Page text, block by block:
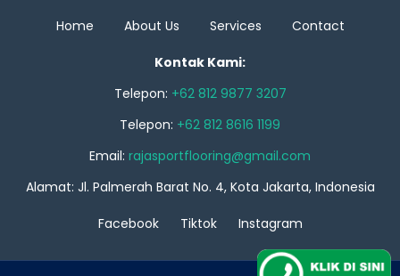
Home About Us Services Contact
Kontak Kami:
Telepon: +62 812 9877 3207
Telepon: +62 812 8616 1199
Email: rajasportflooring@gmail.com
Alamat: Jl. Palmerah Barat No. 4, Kota Jakarta, Indonesia
Facebook Tiktok Instagram